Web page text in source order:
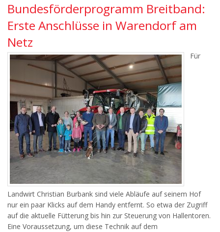
Bundesförderprogramm Breitband:
Erste Anschlüsse in Warendorf am
Netz
Für
Landwirt Christian Burbank sind viele Abläufe auf seinem Hof
nur ein paar Klicks auf dem Handy entfernt. So etwa der Zugriff
auf die aktuelle Fütterung bis hin zur Steuerung von Hallentoren.
Eine Voraussetzung, um diese Technik auf dem